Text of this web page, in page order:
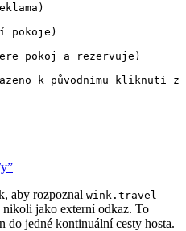
pokoje)
pokoj a rezervuje)
k původnímu kliknutí z
aby rozpoznal wink.travel
nikoli jako externí odkaz. To
do jedné kontinuální cesty hosta.